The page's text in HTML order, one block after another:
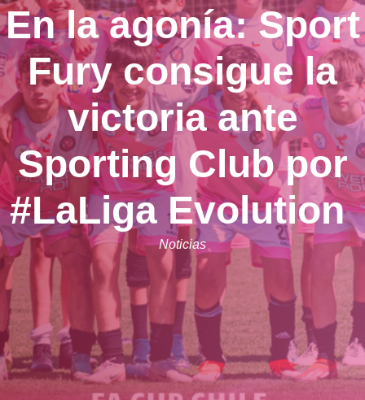
En la agonía: Sport
Fury consigue la
victoria ante
Sporting Club por
#LaLiga Evolution
Noticias